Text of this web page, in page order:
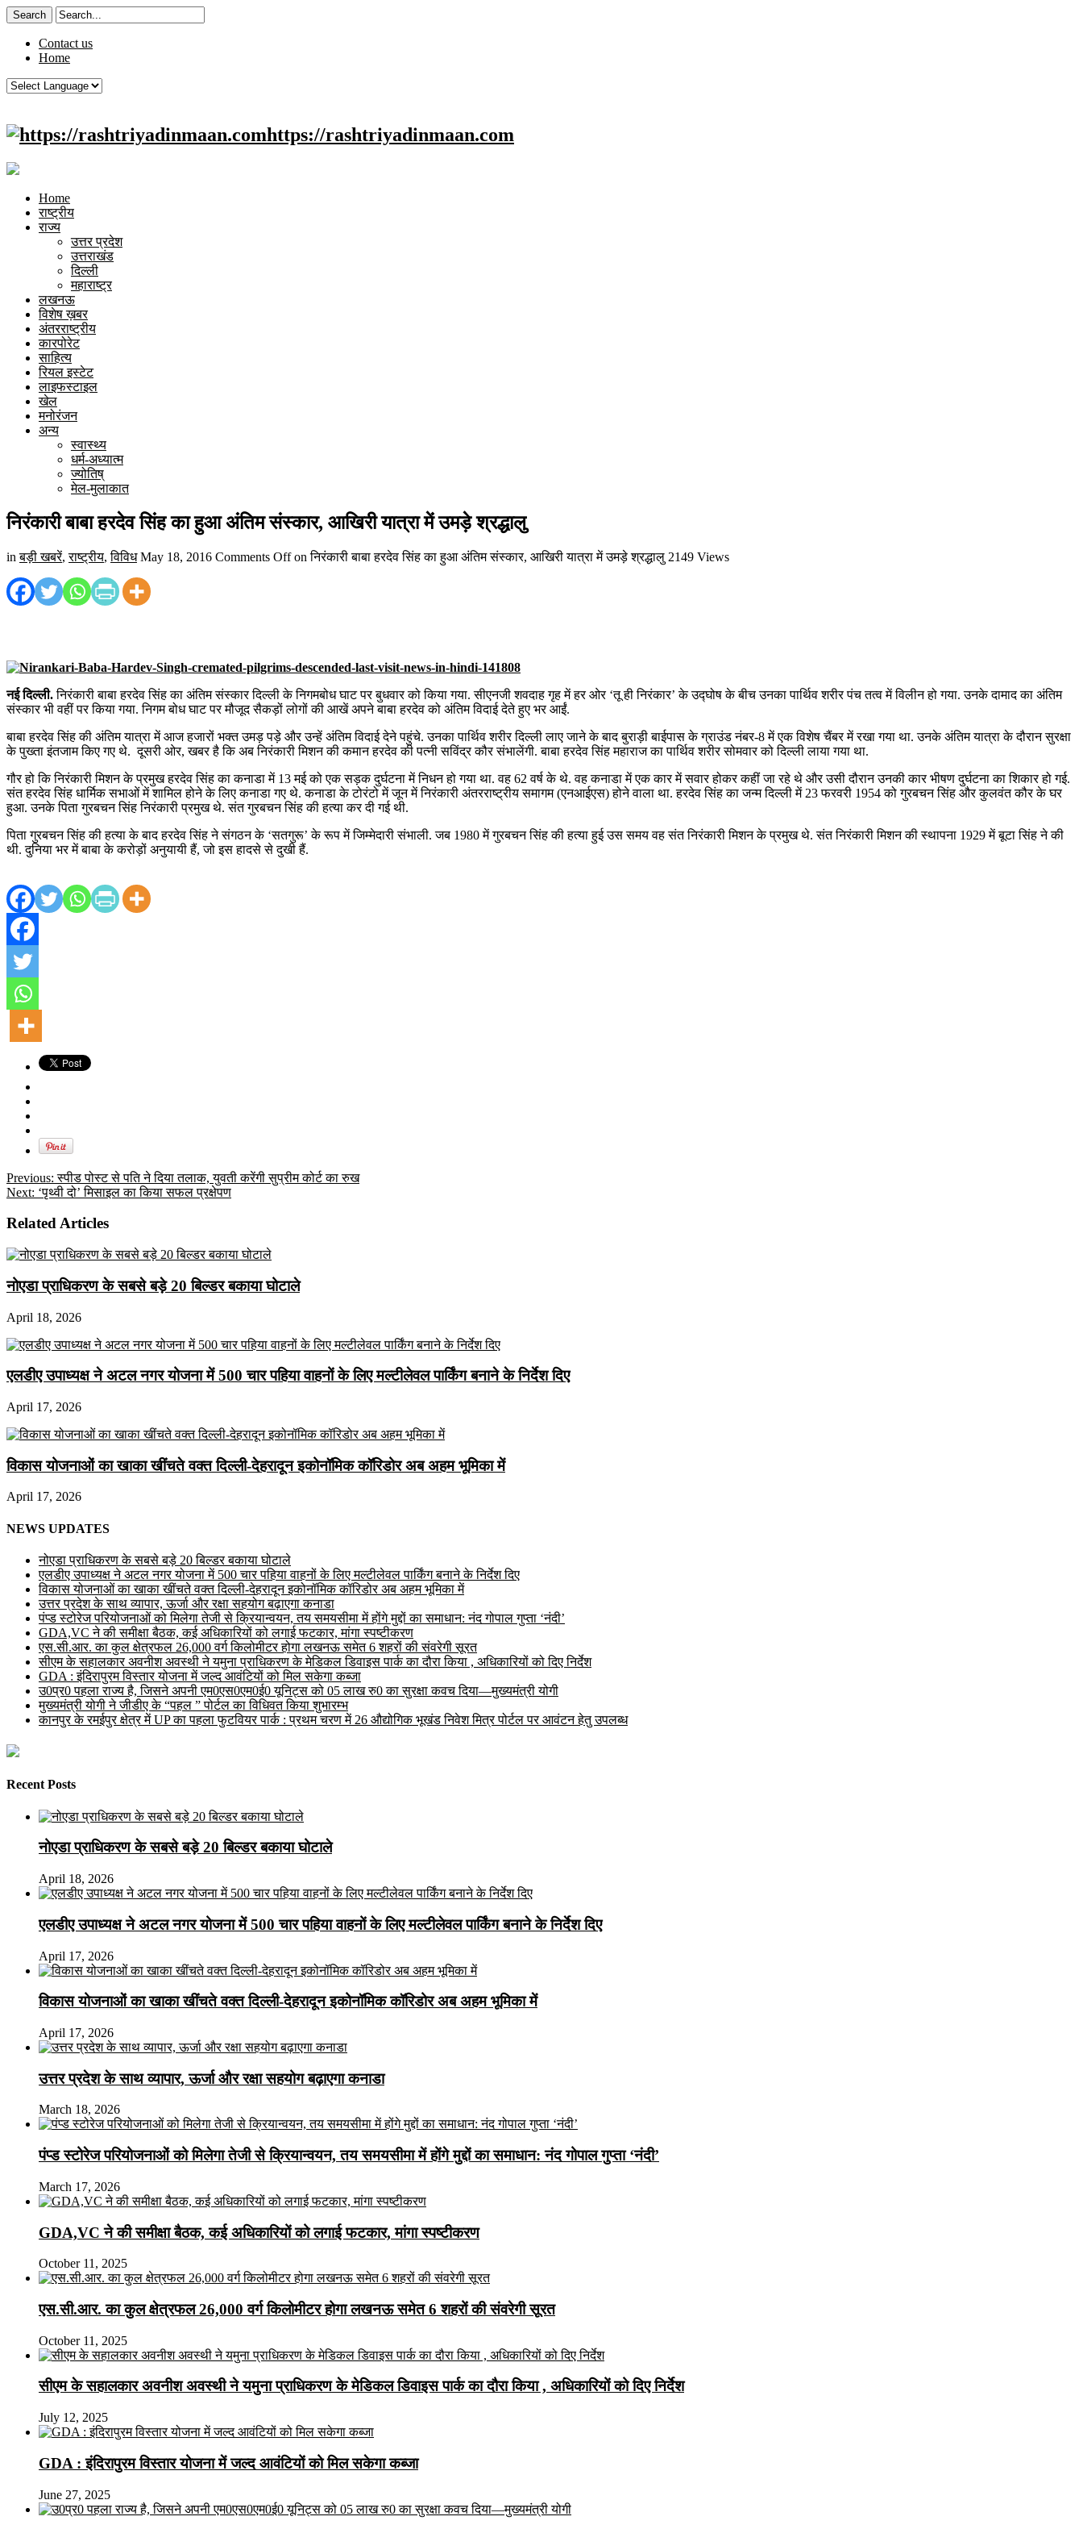
Contact us
Home
https://rashtriyadinmaan.com
Home
राष्ट्रीय
राज्य
उत्तर प्रदेश
उत्तराखंड
दिल्ली
महाराष्ट्र
लखनऊ
विशेष ख़बर
अंतरराष्ट्रीय
कारपोरेट
साहित्य
रियल इस्टेट
लाइफस्टाइल
खेल
मनोरंजन
अन्य
स्वास्थ्य
धर्म-अध्यात्म
ज्योतिष्
मेल-मुलाकात
निरंकारी बाबा हरदेव सिंह का हुआ अंतिम संस्कार, आखिरी यात्रा में उमड़े श्रद्धालु
inबड़ी खबरें,राष्ट्रीय,विविध May 18, 2016 Comments Offon निरंकारी बाबा हरदेव सिंह का हुआ अंतिम संस्कार, आखिरी यात्रा में उमड़े श्रद्धालु 2149 Views
नई दिल्ली.निरंकारी बाबा हरदेव सिंह का अंतिम संस्कार दिल्ली के निगमबोध घाट पर बुधवार को किया गया. सीएनजी शवदाह गृह में हर ओर ‘तू ही निरंकार’ के उद्घोष के बीच उनका पार्थिव शरीर पंच तत्व में विलीन हो गया. उनके दामाद का अंतिम
संस्कार भी वहीं पर किया गया. निगम बोध घाट पर मौजूद सैकड़ों लोगों की आखें अपने बाबा हरदेव को अंतिम विदाई देते हुए भर आईं.
बाबा हरदेव सिंह की अंतिम यात्रा में आज हजारों भक्त उमड़ पड़े और उन्हें अंतिम विदाई देने पहुंचे. उनका पार्थिव शरीर दिल्ली लाए जाने के बाद बुराड़ी बाईपास के ग्राउंड नंबर-8 में एक विशेष चैंबर में रखा गया था. उनके अंतिम यात्रा के दौरान सुरक्षा
के पुख्ता इंतजाम किए गए थे. दूसरी ओर, खबर है कि अब निरंकारी मिशन की कमान हरदेव की पत्नी सविंद्र कौर संभालेंगी. बाबा हरदेव सिंह महाराज का पार्थिव शरीर सोमवार को दिल्ली लाया गया था.
गौर हो कि निरंकारी मिशन के प्रमुख हरदेव सिंह का कनाडा में 13 मई को एक सड़क दुर्घटना में निधन हो गया था. वह 62 वर्ष के थे. वह कनाडा में एक कार में सवार होकर कहीं जा रहे थे और उसी दौरान उनकी कार भीषण दुर्घटना का शिकार हो गई.
संत हरदेव सिंह धार्मिक सभाओं में शामिल होने के लिए कनाडा गए थे. कनाडा के टोरंटो में जून में निरंकारी अंतरराष्ट्रीय समागम (एनआईएस) होने वाला था. हरदेव सिंह का जन्म दिल्ली में 23 फरवरी 1954 को गुरबचन सिंह और कुलवंत कौर के घर
हुआ. उनके पिता गुरबचन सिंह निरंकारी प्रमुख थे. संत गुरबचन सिंह की हत्या कर दी गई थी.
पिता गुरबचन सिंह की हत्या के बाद हरदेव सिंह ने संगठन के ‘सतगुरू’ के रूप में जिम्मेदारी संभाली. जब 1980 में गुरबचन सिंह की हत्या हुई उस समय वह संत निरंकारी मिशन के प्रमुख थे. संत निरंकारी मिशन की स्थापना 1929 में बूटा सिंह ने की
थी. दुनिया भर में बाबा के करोड़ों अनुयायी हैं, जो इस हादसे से दुखी हैं.
Previous: स्पीड पोस्ट से पति ने दिया तलाक, युवती करेंगी सुप्रीम कोर्ट का रुख
Next: ‘पृथ्वी दो’ मिसाइल का किया सफल प्रक्षेपण
Related Articles
नोएडा प्राधिकरण के सबसे बड़े 20 बिल्डर बकाया घोटाले
April 18, 2026
एलडीए उपाध्यक्ष ने अटल नगर योजना में 500 चार पहिया वाहनों के लिए मल्टीलेवल पार्किंग बनाने के निर्देश दिए
April 17, 2026
विकास योजनाओं का खाका खींचते वक्त दिल्ली-देहरादून इकोनॉमिक कॉरिडोर अब अहम भूमिका में
April 17, 2026
NEWS UPDATES
नोएडा प्राधिकरण के सबसे बड़े 20 बिल्डर बकाया घोटाले
एलडीए उपाध्यक्ष ने अटल नगर योजना में 500 चार पहिया वाहनों के लिए मल्टीलेवल पार्किंग बनाने के निर्देश दिए
विकास योजनाओं का खाका खींचते वक्त दिल्ली-देहरादून इकोनॉमिक कॉरिडोर अब अहम भूमिका में
उत्तर प्रदेश के साथ व्यापार, ऊर्जा और रक्षा सहयोग बढ़ाएगा कनाडा
पंप्ड स्टोरेज परियोजनाओं को मिलेगा तेजी से क्रियान्वयन, तय समयसीमा में होंगे मुद्दों का समाधान: नंद गोपाल गुप्ता ‘नंदी’
GDA,VC ने की समीक्षा बैठक, कई अधिकारियों को लगाई फटकार, मांगा स्पष्टीकरण
एस.सी.आर. का कुल क्षेत्रफल 26,000 वर्ग किलोमीटर होगा लखनऊ समेत 6 शहरों की संवरेगी सूरत
सीएम के सहालकार अवनीश अवस्थी ने यमुना प्राधिकरण के मेडिकल डिवाइस पार्क का दौरा किया , अधिकारियों को दिए निर्देश
GDA : इंदिरापुरम विस्तार योजना में जल्द आवंटियों को मिल सकेगा कब्जा
उ0प्र0 पहला राज्य है, जिसने अपनी एम0एस0एम0ई0 यूनिट्स को 05 लाख रु0 का सुरक्षा कवच दिया—मुख्यमंत्री योगी
मुख्यमंत्री योगी ने जीडीए के “पहल ” पोर्टल का विधिवत किया शुभारम्भ
कानपुर के रमईपुर क्षेत्र में UP का पहला फुटवियर पार्क : प्रथम चरण में 26 औद्योगिक भूखंड निवेश मित्र पोर्टल पर आवंटन हेतु उपलब्ध
Recent Posts
नोएडा प्राधिकरण के सबसे बड़े 20 बिल्डर बकाया घोटाले
April 18, 2026
एलडीए उपाध्यक्ष ने अटल नगर योजना में 500 चार पहिया वाहनों के लिए मल्टीलेवल पार्किंग बनाने के निर्देश दिए
April 17, 2026
विकास योजनाओं का खाका खींचते वक्त दिल्ली-देहरादून इकोनॉमिक कॉरिडोर अब अहम भूमिका में
April 17, 2026
उत्तर प्रदेश के साथ व्यापार, ऊर्जा और रक्षा सहयोग बढ़ाएगा कनाडा
March 18, 2026
पंप्ड स्टोरेज परियोजनाओं को मिलेगा तेजी से क्रियान्वयन, तय समयसीमा में होंगे मुद्दों का समाधान: नंद गोपाल गुप्ता ‘नंदी’
March 17, 2026
GDA,VC ने की समीक्षा बैठक, कई अधिकारियों को लगाई फटकार, मांगा स्पष्टीकरण
October 11, 2025
एस.सी.आर. का कुल क्षेत्रफल 26,000 वर्ग किलोमीटर होगा लखनऊ समेत 6 शहरों की संवरेगी सूरत
October 11, 2025
सीएम के सहालकार अवनीश अवस्थी ने यमुना प्राधिकरण के मेडिकल डिवाइस पार्क का दौरा किया , अधिकारियों को दिए निर्देश
July 12, 2025
GDA : इंदिरापुरम विस्तार योजना में जल्द आवंटियों को मिल सकेगा कब्जा
June 27, 2025